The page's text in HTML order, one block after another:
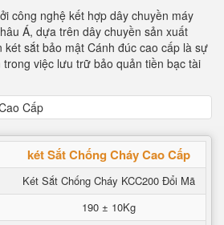
công nghệ kết hợp dây chuyền máy
Á, dựa trên dây chuyền sản xuất
két sắt bảo mật Cánh đúc cao cấp là sự
việc lưu trữ bảo quản tiền bạc tài
két Sắt Chống Cháy Cao Cấp
Két Sắt Chống Cháy KCC200 Đổi Mã
190 ± 10Kg